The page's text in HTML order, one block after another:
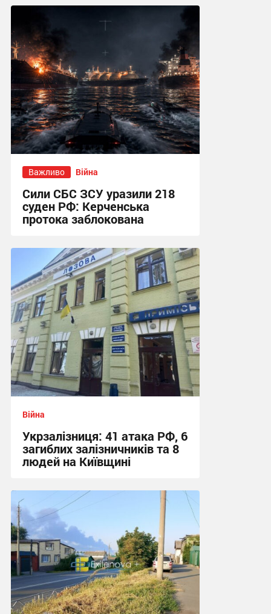
Важливо Війна
Сили СБС ЗСУ уразили 218
суден РФ: Керченська
протока заблокована
15:07 сьогодні
Війна
Укрзалізниця: 41 атака РФ, 6
загиблих залізничників та 8
людей на Київщині
13:10 сьогодні